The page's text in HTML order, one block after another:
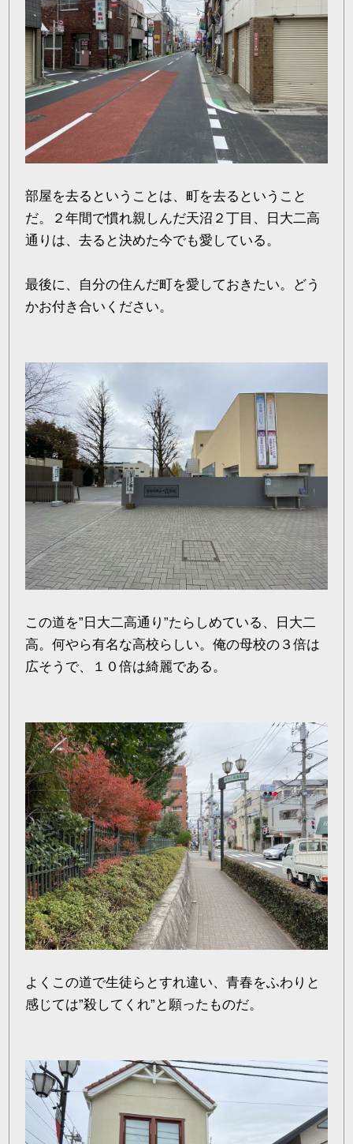
部屋を去るということは、町を去るということ
だ。２年間で慣れ親しんだ天沼２丁目、日大二高
通りは、去ると決めた今でも愛している。
最後に、自分の住んだ町を愛しておきたい。どう
かお付き合いください。
この道を”日大二高通り”たらしめている、日大二
高。何やら有名な高校らしい。俺の母校の３倍は
広そうで、１０倍は綺麗である。
よくこの道で生徒らとすれ違い、青春をふわりと
感じては”殺してくれ”と願ったものだ。